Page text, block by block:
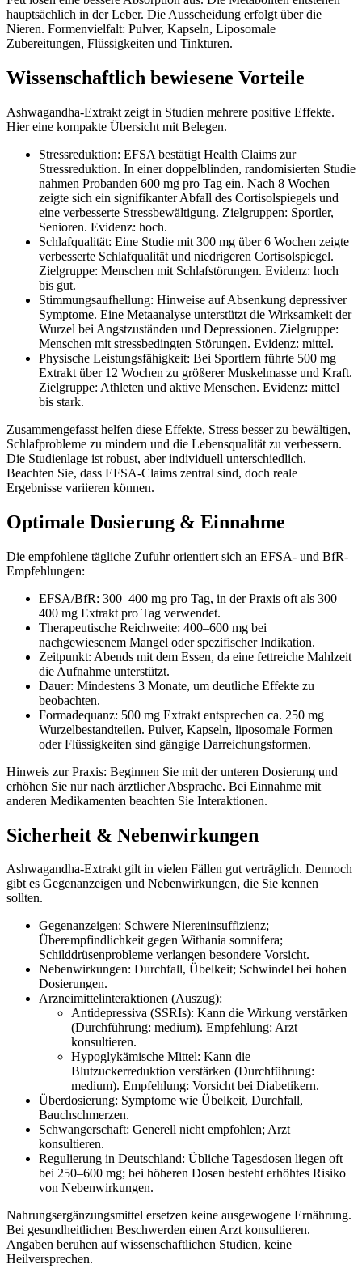
hauptsächlich in der Leber. Die Ausscheidung erfolgt über die
Nieren. Formenvielfalt: Pulver, Kapseln, Liposomale
Zubereitungen, Flüssigkeiten und Tinkturen.
Wissenschaftlich bewiesene Vorteile
Ashwagandha-Extrakt zeigt in Studien mehrere positive Effekte.
Hier eine kompakte Übersicht mit Belegen.
Stressreduktion: EFSA bestätigt Health Claims zur
Stressreduktion. In einer doppelblinden, randomisierten Studie
nahmen Probanden 600 mg pro Tag ein. Nach 8 Wochen
zeigte sich ein signifikanter Abfall des Cortisolspiegels und
eine verbesserte Stressbewältigung. Zielgruppen: Sportler,
Senioren. Evidenz: hoch.
Schlafqualität: Eine Studie mit 300 mg über 6 Wochen zeigte
verbesserte Schlafqualität und niedrigeren Cortisolspiegel.
Zielgruppe: Menschen mit Schlafstörungen. Evidenz: hoch
bis gut.
Stimmungsaufhellung: Hinweise auf Absenkung depressiver
Symptome. Eine Metaanalyse unterstützt die Wirksamkeit der
Wurzel bei Angstzuständen und Depressionen. Zielgruppe:
Menschen mit stressbedingten Störungen. Evidenz: mittel.
Physische Leistungsfähigkeit: Bei Sportlern führte 500 mg
Extrakt über 12 Wochen zu größerer Muskelmasse und Kraft.
Zielgruppe: Athleten und aktive Menschen. Evidenz: mittel
bis stark.
Zusammengefasst helfen diese Effekte, Stress besser zu bewältigen,
Schlafprobleme zu mindern und die Lebensqualität zu verbessern.
Die Studienlage ist robust, aber individuell unterschiedlich.
Beachten Sie, dass EFSA-Claims zentral sind, doch reale
Ergebnisse variieren können.
Optimale Dosierung & Einnahme
Die empfohlene tägliche Zufuhr orientiert sich an EFSA- und BfR-
Empfehlungen:
EFSA/BfR: 300–400 mg pro Tag, in der Praxis oft als 300–
400 mg Extrakt pro Tag verwendet.
Therapeutische Reichweite: 400–600 mg bei
nachgewiesenem Mangel oder spezifischer Indikation.
Zeitpunkt: Abends mit dem Essen, da eine fettreiche Mahlzeit
die Aufnahme unterstützt.
Dauer: Mindestens 3 Monate, um deutliche Effekte zu
beobachten.
Formadequanz: 500 mg Extrakt entsprechen ca. 250 mg
Wurzelbestandteilen. Pulver, Kapseln, liposomale Formen
oder Flüssigkeiten sind gängige Darreichungsformen.
Hinweis zur Praxis: Beginnen Sie mit der unteren Dosierung und
erhöhen Sie nur nach ärztlicher Absprache. Bei Einnahme mit
anderen Medikamenten beachten Sie Interaktionen.
Sicherheit & Nebenwirkungen
Ashwagandha-Extrakt gilt in vielen Fällen gut verträglich. Dennoch
gibt es Gegenanzeigen und Nebenwirkungen, die Sie kennen
sollten.
Gegenanzeigen: Schwere Niereninsuffizienz;
Überempfindlichkeit gegen Withania somnifera;
Schilddrüsenprobleme verlangen besondere Vorsicht.
Nebenwirkungen: Durchfall, Übelkeit; Schwindel bei hohen
Dosierungen.
Arzneimittelinteraktionen (Auszug):
Antidepressiva (SSRIs): Kann die Wirkung verstärken
(Durchführung: medium). Empfehlung: Arzt
konsultieren.
Hypoglykämische Mittel: Kann die
Blutzuckerreduktion verstärken (Durchführung:
medium). Empfehlung: Vorsicht bei Diabetikern.
Überdosierung: Symptome wie Übelkeit, Durchfall,
Bauchschmerzen.
Schwangerschaft: Generell nicht empfohlen; Arzt
konsultieren.
Regulierung in Deutschland: Übliche Tagesdosen liegen oft
bei 250–600 mg; bei höheren Dosen besteht erhöhtes Risiko
von Nebenwirkungen.
Nahrungsergänzungsmittel ersetzen keine ausgewogene Ernährung.
Bei gesundheitlichen Beschwerden einen Arzt konsultieren.
Angaben beruhen auf wissenschaftlichen Studien, keine
Heilversprechen.